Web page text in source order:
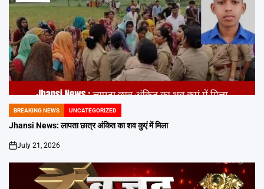
POSTED
IN
BREAKING NEWS UNCATEGORIZED
Jhansi News: लापता छात्र अंकित का शव कुएं में मिला
on
July 21, 2026